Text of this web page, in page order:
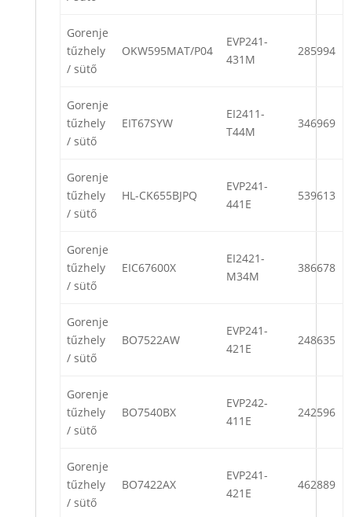
Gorenje
tűzhely
/ sütő
OKW595MAT/P04
EVP241-
431M
285994
Gorenje
tűzhely
/ sütő
EIT67SYW
EI2411-
T44M
346969
Gorenje
tűzhely
/ sütő
HL-CK655BJPQ
EVP241-
441E
539613
Gorenje
tűzhely
/ sütő
EIC67600X
EI2421-
M34M
386678
Gorenje
tűzhely
/ sütő
BO7522AW
EVP241-
421E
248635
Gorenje
tűzhely
/ sütő
BO7540BX
EVP242-
411E
242596
Gorenje
tűzhely
/ sütő
BO7422AX
EVP241-
421E
462889